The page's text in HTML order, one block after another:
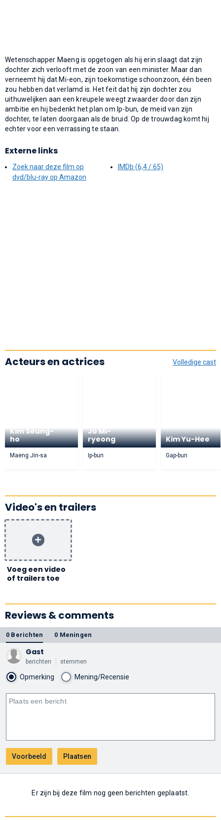
Wetenschapper Maeng is opgetogen als hij erin slaagt dat zijn
dochter zich verlooft met de zoon van een minister. Maar dan
verneemt hij dat Mi-eon, zijn toekomstige schoonzoon, één been
zou hebben dat verlamd is. Het feit dat hij zijn dochter zou
uithuwelijken aan een kreupele weegt zwaarder door dan zijn
ambitie en hij bedenkt het plan om Ip-bun, de meid van zijn
dochter, te laten doorgaan als de bruid. Op de trouwdag komt hij
echter voor een verrassing te staan.
Externe links
Zoek naar deze film op
dvd/blu-ray op Amazon
IMDb (6,4 / 65)
Volledige cast
Acteurs en actrices
Kim Seung-
ho
Maeng Jin-sa
Jo Mi-
ryeong
Ip-bun
Kim Yu-Hee
Gap-bun
Video's en trailers
Voeg een video
of trailers toe
Reviews & comments
0 Berichten 0 Meningen
Gast
berichten stemmen
Opmerking Mening/Recensie
Er zijn bij deze film nog geen berichten geplaatst.